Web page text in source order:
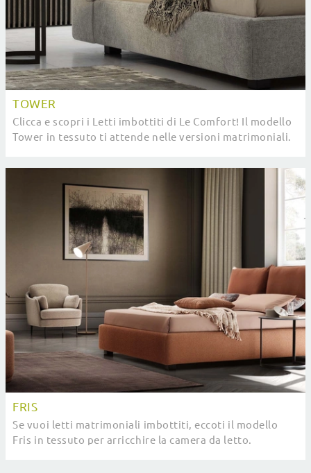
TOWER
Clicca e scopri i Letti imbottiti di Le Comfort! Il modello
Tower in tessuto ti attende nelle versioni matrimoniali.
FRIS
Se vuoi letti matrimoniali imbottiti, eccoti il modello
Fris in tessuto per arricchire la camera da letto.